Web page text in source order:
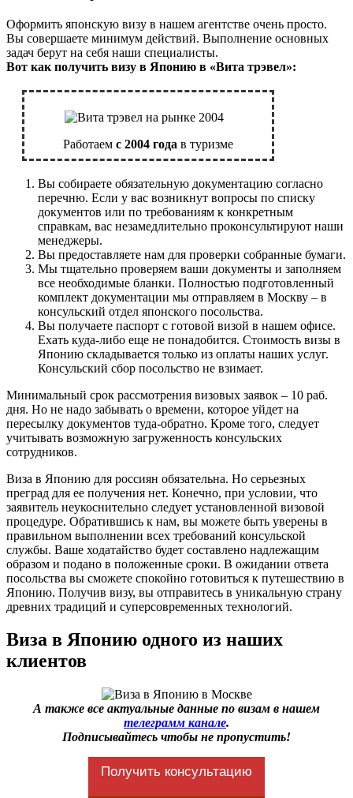
Оформить японскую визу в нашем агентстве очень просто.
Вы совершаете минимум действий. Выполнение основных
задач берут на себя наши специалисты.
Вот как получить визу в Японию в «Вита трэвел»:
Работаем с 2004 года в туризме
Вы собираете обязательную документацию согласно
перечню. Если у вас возникнут вопросы по списку
документов или по требованиям к конкретным
справкам, вас незамедлительно проконсультируют наши
менеджеры.
Вы предоставляете нам для проверки собранные бумаги.
Мы тщательно проверяем ваши документы и заполняем
все необходимые бланки. Полностью подготовленный
комплект документации мы отправляем в Москву – в
консульский отдел японского посольства.
Вы получаете паспорт с готовой визой в нашем офисе.
Ехать куда-либо еще не понадобится. Стоимость визы в
Японию складывается только из оплаты наших услуг.
Консульский сбор посольство не взимает.
Минимальный срок рассмотрения визовых заявок – 10 раб.
дня. Но не надо забывать о времени, которое уйдет на
пересылку документов туда-обратно. Кроме того, следует
учитывать возможную загруженность консульских
сотрудников.
Виза в Японию для россиян обязательна. Но серьезных
преград для ее получения нет. Конечно, при условии, что
заявитель неукоснительно следует установленной визовой
процедуре. Обратившись к нам, вы можете быть уверены в
правильном выполнении всех требований консульской
службы. Ваше ходатайство будет составлено надлежащим
образом и подано в положенные сроки. В ожидании ответа
посольства вы сможете спокойно готовиться к путешествию в
Японию. Получив визу, вы отправитесь в уникальную страну
древних традиций и суперсовременных технологий.
Виза в Японию одного из наших
клиентов
А также все актуальные данные по визам в нашем
телеграмм канале.
Подписывайтесь чтобы не пропустить!
Получить консультацию